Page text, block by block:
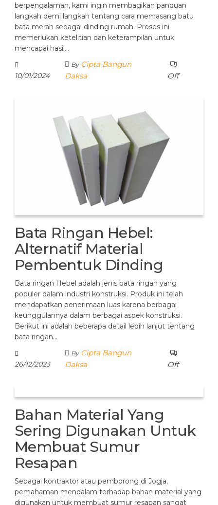
berpengalaman, kami ingin membagikan panduan
langkah demi langkah tentang cara memasang batu
bata merah sebagai dinding rumah. Proses ini
memerlukan ketelitian dan keterampilan untuk
mencapai hasil…
10/01/2024
By Cipta Bangun
Daksa
Off
Bata Ringan Hebel:
Alternatif Material
Pembentuk Dinding
Bata ringan Hebel adalah jenis bata ringan yang
populer dalam industri konstruksi. Produk ini telah
mendapatkan penerimaan luas karena berbagai
keunggulannya dalam berbagai aspek konstruksi.
Berikut ini adalah beberapa detail lebih lanjut tentang
bata ringan…
26/12/2023
By Cipta Bangun
Daksa
Off
Bahan Material Yang
Sering Digunakan Untuk
Membuat Sumur
Resapan
Sebagai kontraktor atau pemborong di Jogja,
pemahaman mendalam terhadap bahan material yang
digunakan untuk membuat sumur resapan sangat